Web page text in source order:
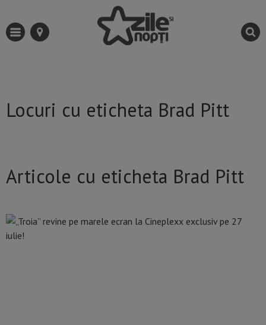
Locuri cu eticheta Brad Pitt
Articole cu eticheta Brad Pitt